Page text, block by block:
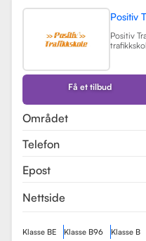
Positiv
Positiv
tilhenger
Få et tilbud
Området
Telefon
Epost
Nettside
Klasse BE Klasse B96 Klasse B